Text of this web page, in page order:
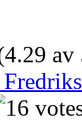
av